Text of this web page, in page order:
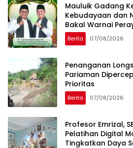
Mauluik Gadang
Kebudayaan dan
Bakal Warnai
Berita 07/08/2026
Penanganan
Pariaman
Prioritas
Berita 07/08/2026
Profesor Emrizal,
Pelatihan Digital
Tingkatkan Daya